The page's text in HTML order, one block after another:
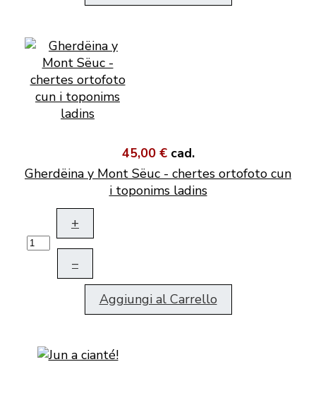
45,00 € cad.
Gherdëina y Mont Sëuc - chertes ortofoto cun
i toponims ladins
+
–
Aggiungi al Carrello